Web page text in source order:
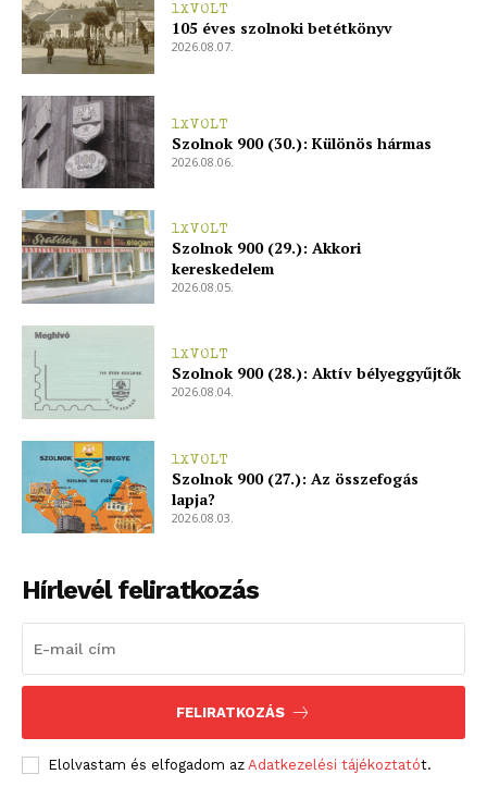
1XVOLT
105 éves szolnoki betétkönyv
2026.08.07.
1XVOLT
Szolnok 900 (30.): Különös hármas
2026.08.06.
1XVOLT
Szolnok 900 (29.): Akkori
kereskedelem
2026.08.05.
1XVOLT
Szolnok 900 (28.): Aktív bélyeggyűjtők
2026.08.04.
1XVOLT
Szolnok 900 (27.): Az összefogás
lapja?
2026.08.03.
Hírlevél feliratkozás
FELIRATKOZÁS
Elolvastam és elfogadom az Adatkezelési tájékoztatót.